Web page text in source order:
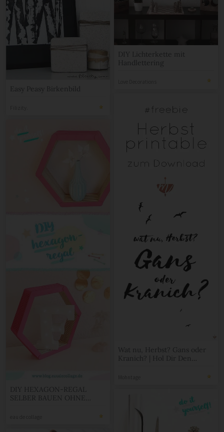
DIY Lichterkette mit
Handlettering
Easy Peasy Birkenbild
Wat nu, Herbst? Gans oder
Kranich? | Hol Dir Den
DIY HEXAGON-REGAL
SELBER BAUEN OHNE